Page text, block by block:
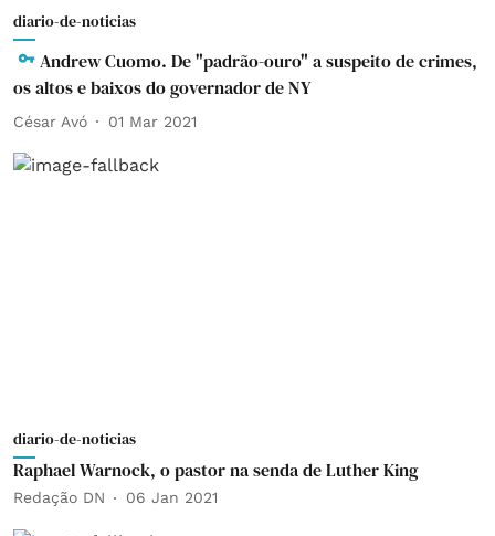
diario-de-noticias
Andrew Cuomo. De "padrão-ouro" a suspeito de crimes,
os altos e baixos do governador de NY
César Avó 01 Mar 2021
diario-de-noticias
Raphael Warnock, o pastor na senda de Luther King
Redação DN 06 Jan 2021